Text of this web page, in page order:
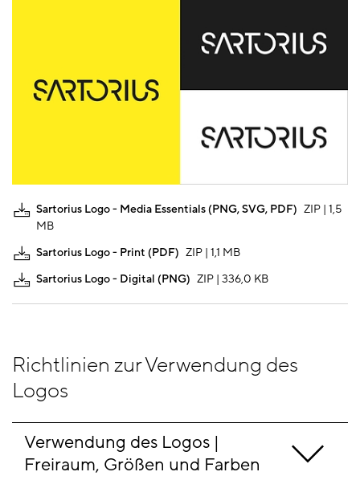
Sartorius Logo - Media Essentials (PNG, SVG, PDF) ZIP | 1,5
MB
Sartorius Logo - Print (PDF) ZIP | 1,1 MB
Sartorius Logo - Digital (PNG) ZIP | 336,0 KB
Richtlinien zur Verwendung des
Logos
Verwendung des Logos |
Freiraum, Größen und Farben